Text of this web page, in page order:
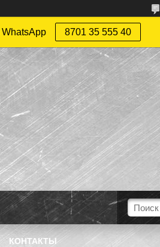
WhatsApp 8701 35 555 40
КОНТАКТЫ